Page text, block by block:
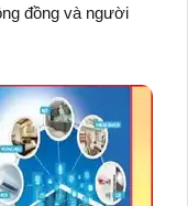
đồng và người